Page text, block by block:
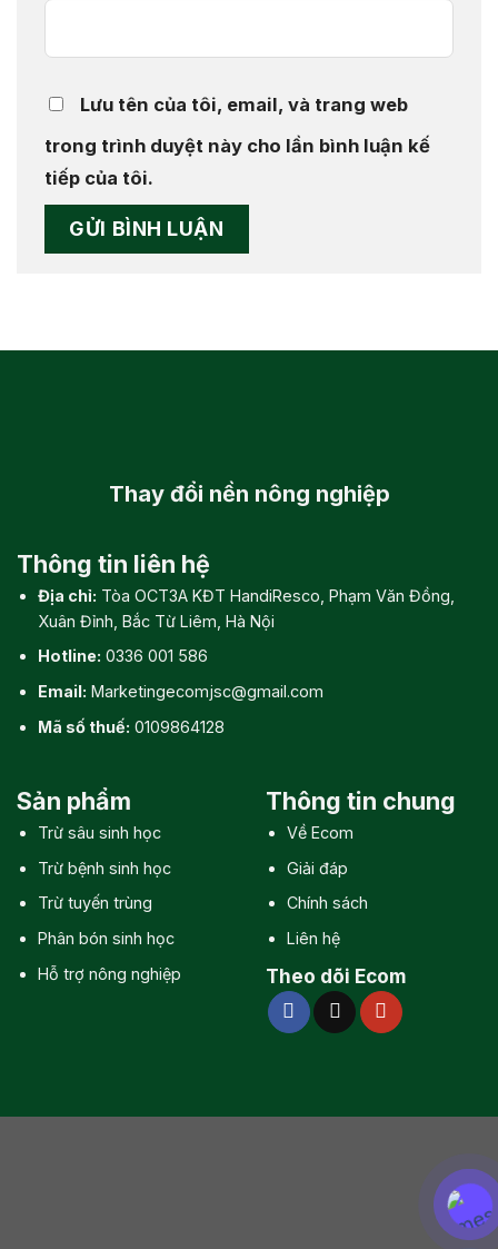
Lưu tên của tôi, email, và trang web
trong trình duyệt này cho lần bình luận kế
tiếp của tôi.
Thay đổi nền nông nghiệp
Thông tin liên hệ
Địa chỉ: Tòa OCT3A KĐT HandiResco, Phạm Văn Đồng,
Xuân Đỉnh, Bắc Từ Liêm, Hà Nội
Hotline: 0336 001 586
Email: Marketingecomjsc@gmail.com
Mã số thuế: 0109864128
Sản phẩm
Trừ sâu sinh học
Trừ bệnh sinh học
Trừ tuyến trùng
Phân bón sinh học
Hỗ trợ nông nghiệp
Thông tin chung
Về Ecom
Giải đáp
Chính sách
Liên hệ
Theo dõi Ecom